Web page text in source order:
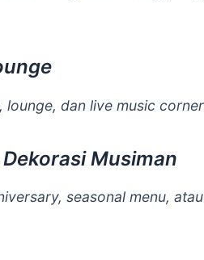
dan live music
Musiman
seasonal menu,